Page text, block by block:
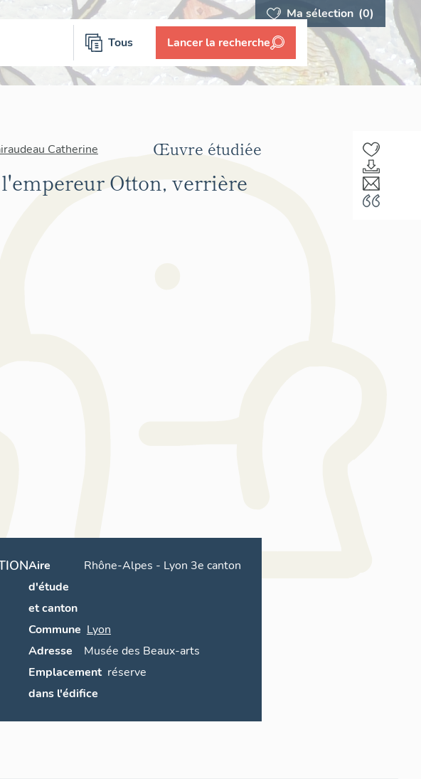
Ma sélection (0)
Tous Lancer la recherche
Catherine
Otton, verrière
Œuvre étudiée
Aire
d'étude
et canton
Rhône-Alpes - Lyon 3e canton
Commune Lyon
Adresse
Musée des Beaux-arts
Emplacement
dans l'édifice
réserve